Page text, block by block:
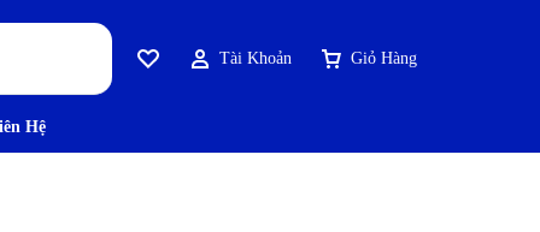
Tài Khoản Giỏ Hàng
Hệ